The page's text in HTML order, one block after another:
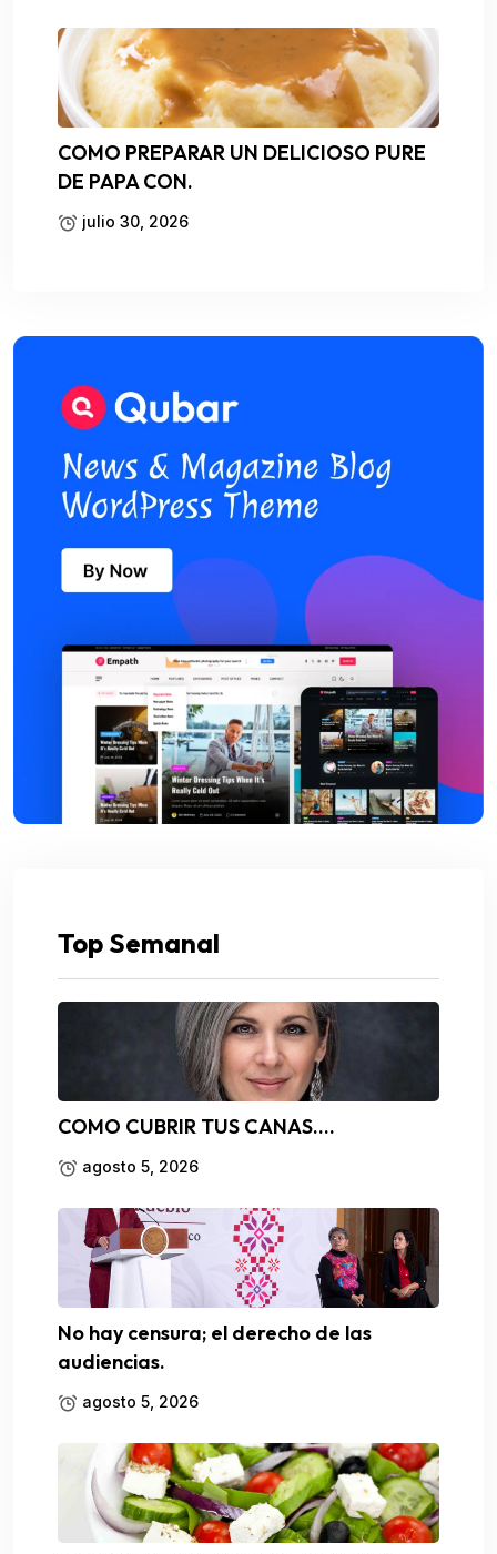
COMO PREPARAR UN DELICIOSO PURE
DE PAPA CON.
julio 30, 2026
Top Semanal
COMO CUBRIR TUS CANAS….
agosto 5, 2026
No hay censura; el derecho de las
audiencias.
agosto 5, 2026